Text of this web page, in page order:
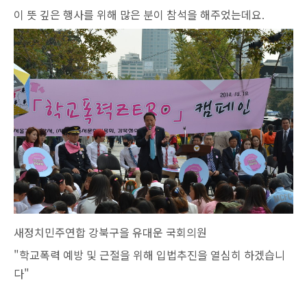
이 뜻 깊은 행사를 위해 많은 분이 참석을 해주었는데요.
새정치민주연합 강북구을 유대운 국회의원
"학교폭력 예방 및 근절을 위해 입법추진을 열심히 하겠습니
다"